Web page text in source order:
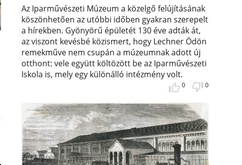
Az Iparművészeti Múzeum a közelgő felújításának
köszönhetően az utóbbi időben gyakran szerepelt
a hírekben. Gyönyörű épületét 130 éve adták át,
az viszont kevésbé közismert, hogy Lechner Ödön
remekműve nem csupán a múzeumnak adott új
otthont: vele együtt költözött be az Iparművészeti
Iskola is, mely egy különálló intézmény volt.
0 0